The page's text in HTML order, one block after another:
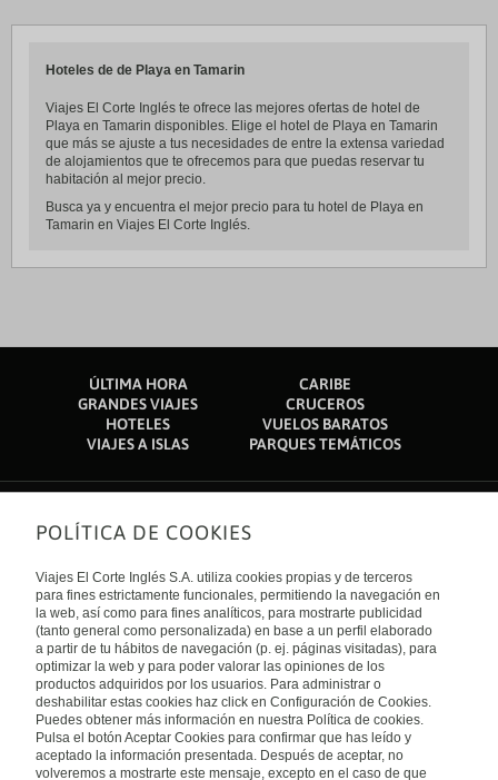
Hoteles de de Playa en Tamarin
Viajes El Corte Inglés te ofrece las mejores ofertas de hotel de
Playa en Tamarin disponibles. Elige el hotel de Playa en Tamarin
que más se ajuste a tus necesidades de entre la extensa variedad
de alojamientos que te ofrecemos para que puedas reservar tu
habitación al mejor precio.
Busca ya y encuentra el mejor precio para tu hotel de Playa en
Tamarin en Viajes El Corte Inglés.
ÚLTIMA HORA
CARIBE
GRANDES VIAJES
CRUCEROS
HOTELES
VUELOS BARATOS
VIAJES A ISLAS
PARQUES TEMÁTICOS
Sobre nosotros
Quiénes somos
Financiación
Sostenibilidad
Turismo accesible
Tarjeta El Corte Inglés
Trabaja con nosotros
El Corte Inglés
Canal Ético
Enlaces de interés
Guías de viaje
Catálogos
Auto check-in
Condiciones Generales
Política de privacidad
Política de cookies
Accesibilidad
Empresas/ Grupos
Internacional
España
Visita nuestro blog
POLÍTICA DE COOKIES
Viajes El Corte Inglés S.A. utiliza cookies propias y de terceros
para fines estrictamente funcionales, permitiendo la navegación en
la web, así como para fines analíticos, para mostrarte publicidad
(tanto general como personalizada) en base a un perfil elaborado
a partir de tu hábitos de navegación (p. ej. páginas visitadas), para
optimizar la web y para poder valorar las opiniones de los
productos adquiridos por los usuarios. Para administrar o
deshabilitar estas cookies haz click en Configuración de Cookies.
Puedes obtener más información en nuestra Política de cookies.
Pulsa el botón Aceptar Cookies para confirmar que has leído y
aceptado la información presentada. Después de aceptar, no
volveremos a mostrarte este mensaje, excepto en el caso de que